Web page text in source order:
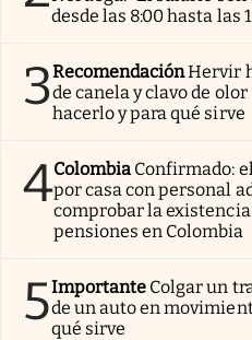
desde las 8:00 hasta las
3RecomendaciónHervir
de canela y clavo de
hacerlo y para qué sirve
4Colombia Confirmado:
por casa con personal
comprobar la
pensiones en Colombia
5Importante Colgar un
de un auto en
qué sirve